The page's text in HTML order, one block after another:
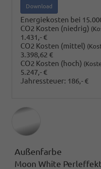
Download
Energiekosten bei
CO2 Kosten (niedrig)
1.431,- €
CO2 Kosten (mittel)
3.398,62 €
CO2 Kosten (hoch)
5.247,- €
Jahressteuer: 186,- €
Außenfarbe
Moon White Perleffekt